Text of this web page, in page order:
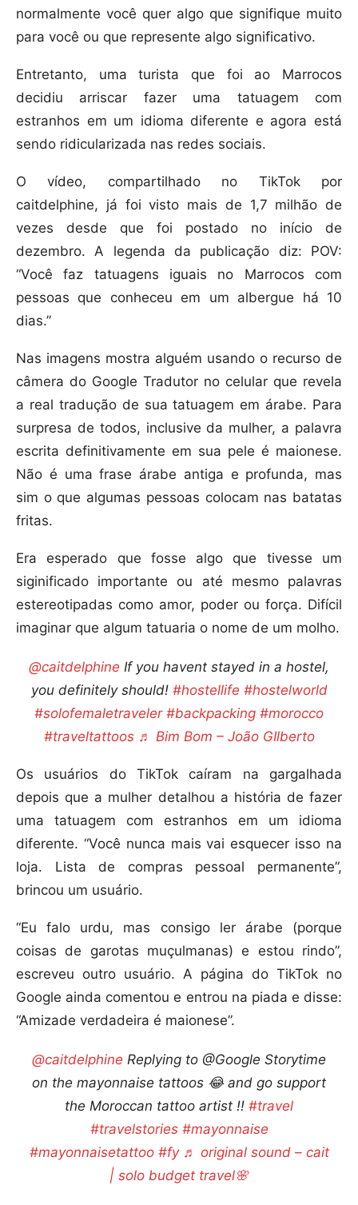
normalmente você quer algo que signifique muito
para você ou que represente algo significativo.
Entretanto, uma turista que foi ao Marrocos
decidiu arriscar fazer uma tatuagem com
estranhos em um idioma diferente e agora está
sendo ridicularizada nas redes sociais.
O vídeo, compartilhado no TikTok por
caitdelphine, já foi visto mais de 1,7 milhão de
vezes desde que foi postado no início de
dezembro. A legenda da publicação diz: POV:
“Você faz tatuagens iguais no Marrocos com
pessoas que conheceu em um albergue há 10
dias.”
Nas imagens mostra alguém usando o recurso de
câmera do Google Tradutor no celular que revela
a real tradução de sua tatuagem em árabe. Para
surpresa de todos, inclusive da mulher, a palavra
escrita definitivamente em sua pele é maionese.
Não é uma frase árabe antiga e profunda, mas
sim o que algumas pessoas colocam nas batatas
fritas.
Era esperado que fosse algo que tivesse um
siginificado importante ou até mesmo palavras
estereotipadas como amor, poder ou força. Difícil
imaginar que algum tatuaria o nome de um molho.
@caitdelphine If you havent stayed in a hostel,
you definitely should! #hostellife #hostelworld
#solofemaletraveler #backpacking #morocco
#traveltattoos ♬ Bim Bom – João GIlberto
Os usuários do TikTok caíram na gargalhada
depois que a mulher detalhou a história de fazer
uma tatuagem com estranhos em um idioma
diferente. “Você nunca mais vai esquecer isso na
loja. Lista de compras pessoal permanente”,
brincou um usuário.
“Eu falo urdu, mas consigo ler árabe (porque
coisas de garotas muçulmanas) e estou rindo”,
escreveu outro usuário. A página do TikTok no
Google ainda comentou e entrou na piada e disse:
“Amizade verdadeira é maionese”.
@caitdelphine Replying to @Google Storytime
on the mayonnaise tattoos 😂 and go support
the Moroccan tattoo artist !! #travel
#travelstories #mayonnaise
#mayonnaisetattoo #fy ♬ original sound – cait
| solo budget travel🌸